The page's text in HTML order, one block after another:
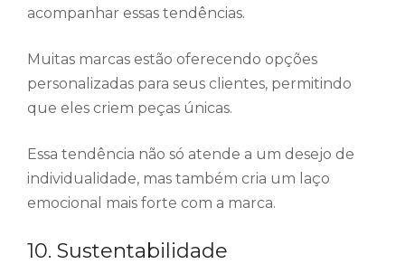
acompanhar essas tendências.
Muitas marcas estão oferecendo opções
personalizadas para seus clientes, permitindo
que eles criem peças únicas.
Essa tendência não só atende a um desejo de
individualidade, mas também cria um laço
emocional mais forte com a marca.
10. Sustentabilidade